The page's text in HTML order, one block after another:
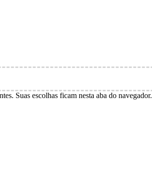
Suas escolhas ficam nesta aba do navegador.